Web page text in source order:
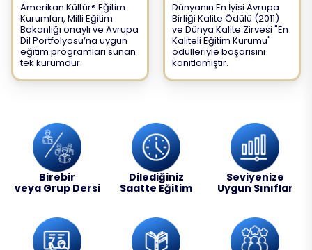
Amerikan Kültür® Eğitim
Kurumları, Milli Eğitim
Bakanlığı onaylı ve Avrupa
Dil Portfolyosu’na uygun
eğitim programları sunan
tek kurumdur.
Dünyanın En İyisi Avrupa
Birliği Kalite Ödülü (2011)
ve Dünya Kalite Zirvesi "En
Kaliteli Eğitim Kurumu"
ödülleriyle başarısını
kanıtlamıştır.
Birebir
veya Grup Dersi
Dilediğiniz
Saatte Eğitim
Seviyenize
Uygun Sınıflar